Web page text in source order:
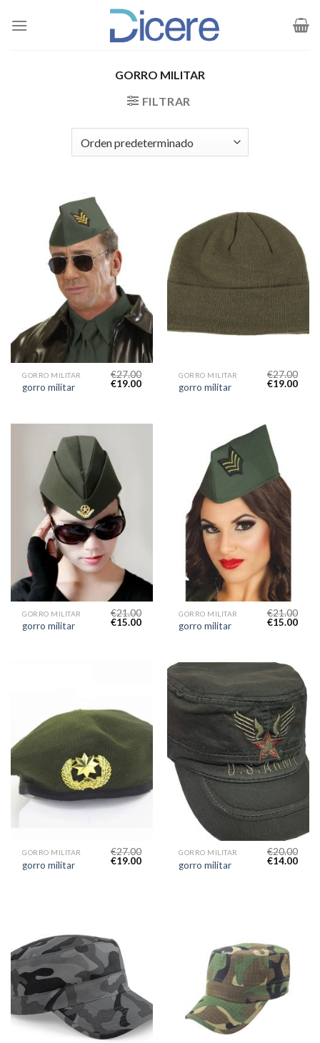
GORRO MILITAR
FILTRAR
GORRO MILITAR
gorro militar
€27.00
€19.00
GORRO MILITAR
gorro militar
€27.00
€19.00
GORRO MILITAR
gorro militar
€21.00
€15.00
GORRO MILITAR
gorro militar
€21.00
€15.00
GORRO MILITAR
gorro militar
€27.00
€19.00
GORRO MILITAR
gorro militar
€20.00
€14.00